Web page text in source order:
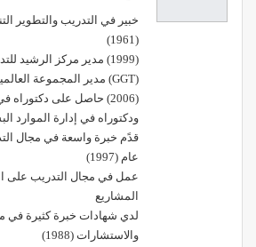
خبير في التدريب والتطوير
(1961)
(1999) مدير مركز الرشيد للتدريب الإبداعي
(GGT) مدير المجموعة العالمية للتدريب
(2006) حاصل على دكتوراه في اللغة العربية
ودكتوراه في إدارة الموارد
قدًم خبرة واسعة في مجال
عام (1997)
عمل في مجال التدريب على
المشاريع
لدي شهادات خبرة كثيرة في
والاستشارات (1988)